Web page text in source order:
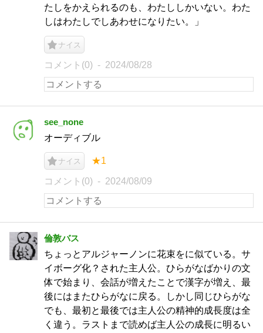
たしをかえられるのも、わたししかいない。わた
しはわたしでしあわせになりたい。」
ナイス
コメント(0) 2024/08/28
see_none
オーディブル
ナイス ★1
コメント(0) 2024/08/09
倫敦バス
ちょっとアルジャーノンに花束をに似ている。サ
イボーグ化？された主人公。ひらがなばかりの文
体で始まり、会話が増えたことで漢字が増え、最
後にはまたひらがなに戻る。しかし同じひらがな
でも、最初と最後では主人公の精神的成長度は全
く違う。ラストまで読めば主人公の成長に明るい